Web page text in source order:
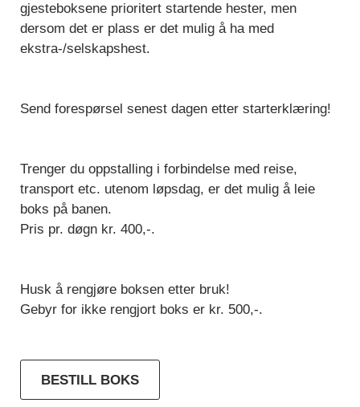
gjesteboksene prioritert startende hester, men
dersom det er plass er det mulig å ha med
ekstra-/selskapshest.
Send forespørsel senest dagen etter starterklæring!
Trenger du oppstalling i forbindelse med reise,
transport etc. utenom løpsdag, er det mulig å leie
boks på banen.
Pris pr. døgn kr. 400,-.
Husk å rengjøre boksen etter bruk!
Gebyr for ikke rengjort boks er kr. 500,-.
BESTILL BOKS